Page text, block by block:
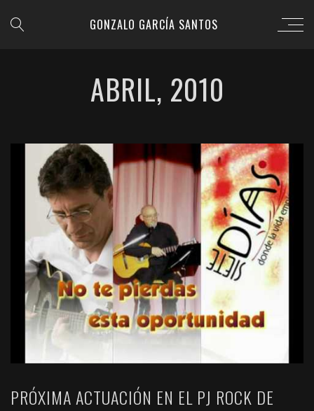
GONZALO GARCÍA SANTOS
ABRIL, 2010
PRÓXIMA ACTUACIÓN EN EL PJ ROCK DE